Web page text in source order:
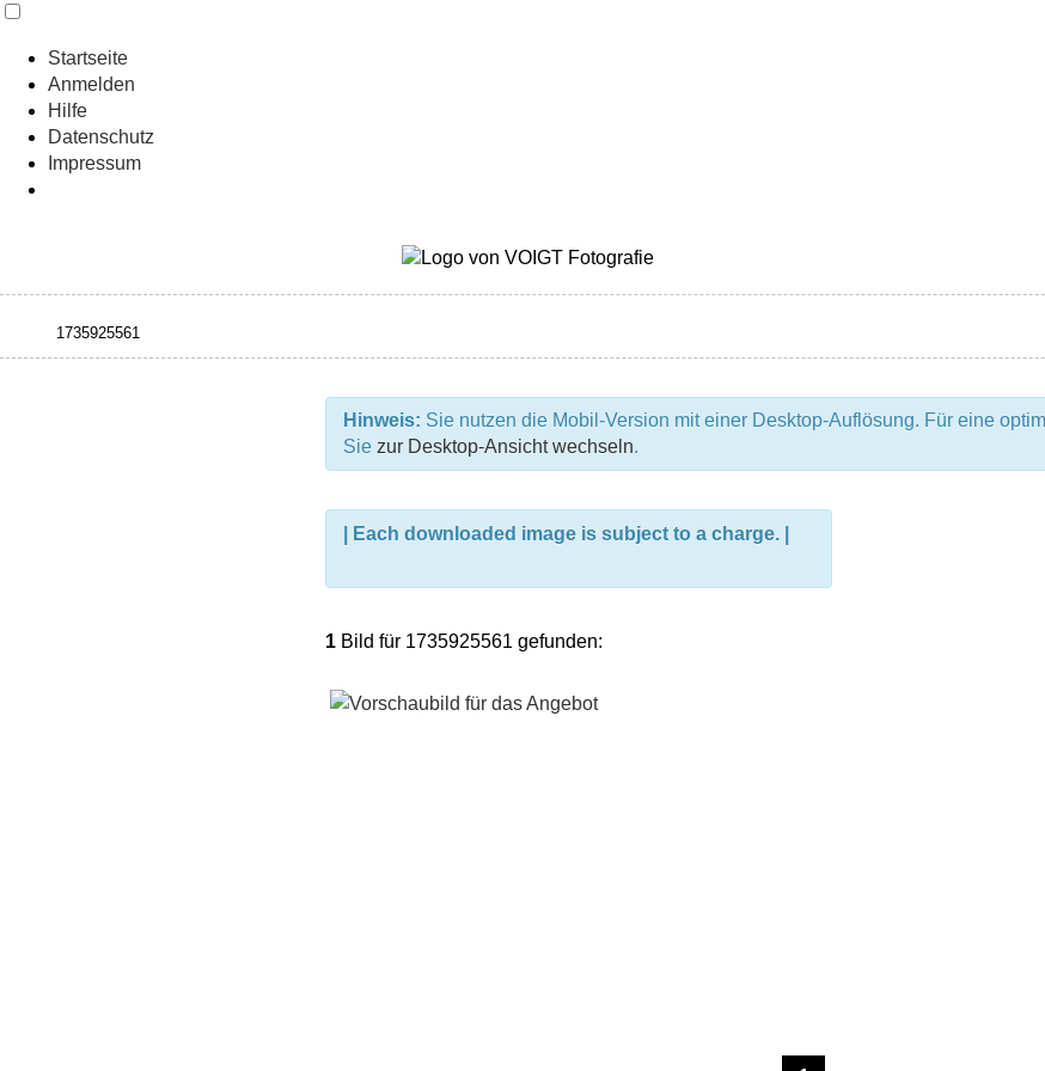
Startseite
Anmelden
Hilfe
Datenschutz
Impressum
Hinweis: Sie nutzen die Mobil-Version mit einer Desktop-Auflösung. Für eine
Sie zur Desktop-Ansicht wechseln.
| Each downloaded image is subject to a charge. |
1 Bild für 1735925561 gefunden: